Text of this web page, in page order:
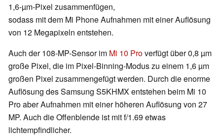
1,6-µm-Pixel zusammenfügen,
sodass mit dem Mi Phone Aufnahmen mit einer Auflösung
von 12 Megapixeln entstehen.
Auch der 108-MP-Sensor im Mi 10 Proverfügt über 0,8 µm
große Pixel, die im Pixel-Binning-Modus zu einem 1,6 µm
großen Pixel zusammengefügt werden. Durch die enorme
Auflösung des Samsung S5KHMX entstehen beim Mi 10
Pro aber Aufnahmen mit einer höheren Auflösung von 27
MP. Auch die Offenblende ist mit f/1.69 etwas
lichtempfindlicher.